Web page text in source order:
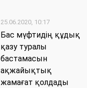
25.06.2020, 10:17
Бас мүфтидің құдық
қазу туралы
бастамасын
ақжайықтық
жамағат қолдады